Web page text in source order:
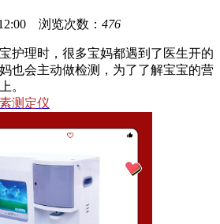
浏览次数： 476
护理时，很多宝妈都遇到了医生开的
也会主动做检测，为了了解宝宝的营
。
测定仪